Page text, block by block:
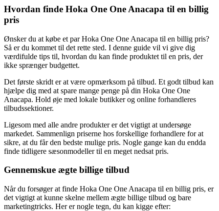
Hvordan finde Hoka One One Anacapa til en billig
pris
Ønsker du at købe et par Hoka One One Anacapa til en billig pris?
Så er du kommet til det rette sted. I denne guide vil vi give dig
værdifulde tips til, hvordan du kan finde produktet til en pris, der
ikke sprænger budgettet.
Det første skridt er at være opmærksom på tilbud. Et godt tilbud kan
hjælpe dig med at spare mange penge på din Hoka One One
Anacapa. Hold øje med lokale butikker og online forhandleres
tilbudssektioner.
Ligesom med alle andre produkter er det vigtigt at undersøge
markedet. Sammenlign priserne hos forskellige forhandlere for at
sikre, at du får den bedste mulige pris. Nogle gange kan du endda
finde tidligere sæsonmodeller til en meget nedsat pris.
Gennemskue ægte billige tilbud
Når du forsøger at finde Hoka One One Anacapa til en billig pris, er
det vigtigt at kunne skelne mellem ægte billige tilbud og bare
marketingtricks. Her er nogle tegn, du kan kigge efter: